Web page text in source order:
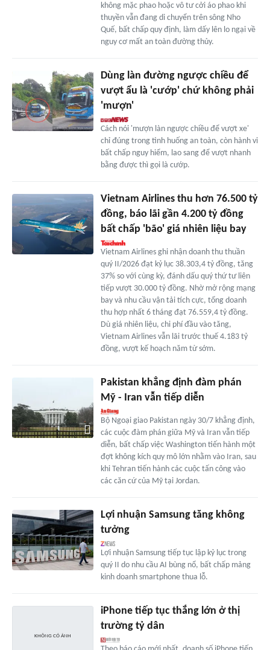
không mặc phao hoặc vô tư cởi áo phao khi
thuyền vẫn đang di chuyển trên sông Nho
Quế, bất chấp quy định, làm dấy lên lo ngại về
nguy cơ mất an toàn đường thủy.
Dùng làn đường ngược chiều để
vượt ẩu là 'cướp' chứ không phải
'mượn'
Cách nói 'mượn làn ngược chiều để vượt xe'
chỉ đúng trong tình huống an toàn, còn hành vi
bất chấp nguy hiểm, lao sang để vượt nhanh
bằng được thì gọi là cướp.
Vietnam Airlines thu hơn 76.500 tỷ
đồng, báo lãi gần 4.200 tỷ đồng
bất chấp 'bão' giá nhiên liệu bay
Vietnam Airlines ghi nhận doanh thu thuần
quý II/2026 đạt kỷ lục 38.303,4 tỷ đồng, tăng
37% so với cùng kỳ, đánh dấu quý thứ tư liên
tiếp vượt 30.000 tỷ đồng. Nhờ mở rộng mạng
bay và nhu cầu vận tải tích cực, tổng doanh
thu hợp nhất 6 tháng đạt 76.559,4 tỷ đồng.
Dù giá nhiên liệu, chi phí đầu vào tăng,
Vietnam Airlines vẫn lãi trước thuế 4.183 tỷ
đồng, vượt kế hoạch năm từ sớm.
Pakistan khẳng định đàm phán
Mỹ - Iran vẫn tiếp diễn
Bộ Ngoại giao Pakistan ngày 30/7 khẳng định,
các cuộc đàm phán giữa Mỹ và Iran vẫn tiếp
diễn, bất chấp việc Washington tiến hành một
đợt không kích quy mô lớn nhằm vào Iran, sau
khi Tehran tiến hành các cuộc tấn công vào
các căn cứ của Mỹ tại Jordan.
Lợi nhuận Samsung tăng không
tưởng
Lợi nhuận Samsung tiếp tục lập kỷ lục trong
quý II do nhu cầu AI bùng nổ, bất chấp mảng
kinh doanh smartphone thua lỗ.
iPhone tiếp tục thắng lớn ở thị
trường tỷ dân